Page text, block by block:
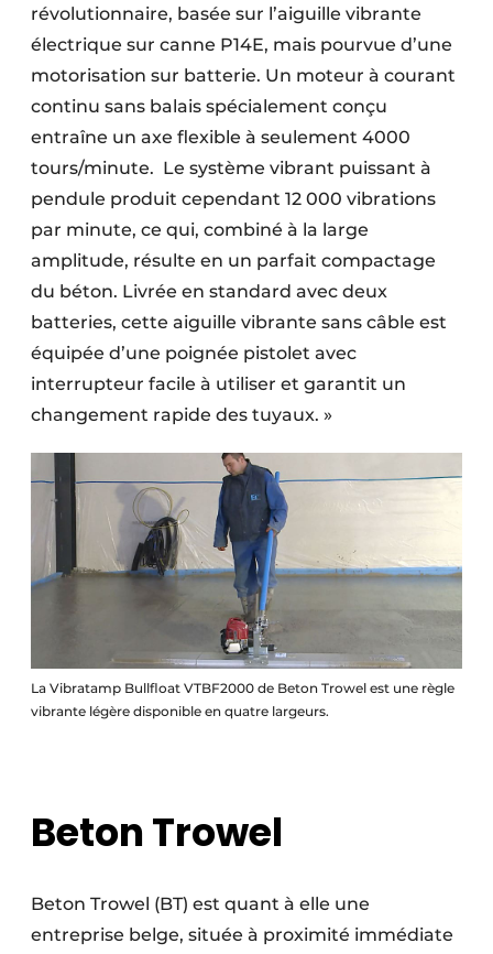
révolutionnaire, basée sur l’aiguille vibrante
électrique sur canne P14E, mais pourvue d’une
motorisation sur batterie. Un moteur à courant
continu sans balais spécialement conçu
entraîne un axe flexible à seulement 4000
tours/minute. Le système vibrant puissant à
pendule produit cependant 12 000 vibrations
par minute, ce qui, combiné à la large
amplitude, résulte en un parfait compactage
du béton. Livrée en standard avec deux
batteries, cette aiguille vibrante sans câble est
équipée d’une poignée pistolet avec
interrupteur facile à utiliser et garantit un
changement rapide des tuyaux. »
La Vibratamp Bullfloat VTBF2000 de Beton Trowel est une règle
vibrante légère disponible en quatre largeurs.
Beton Trowel
Beton Trowel (BT) est quant à elle une
entreprise belge, située à proximité immédiate